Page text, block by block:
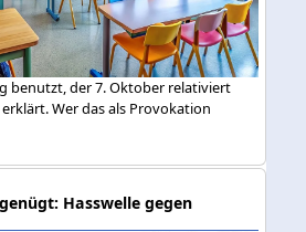
benutzt, der 7. Oktober relativiert
Wer das als Provokation
Hasswelle gegen